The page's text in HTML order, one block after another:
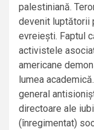
palestiniană.
devenit luptătorii
evreiești. Faptul
activistele
americane
lumea
general
directoare ale
(înregimentat)